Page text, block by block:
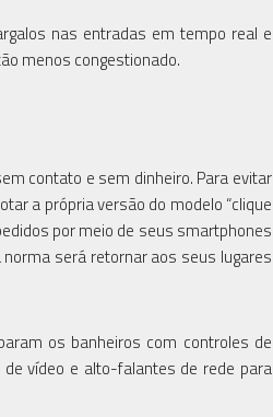
nas entradas em tempo real e
menos congestionado.
contato e sem dinheiro. Para evitar
a própria versão do modelo “clique
por meio de seus smartphones
será retornar aos seus lugares
os banheiros com controles de
vídeo e alto-falantes de rede para